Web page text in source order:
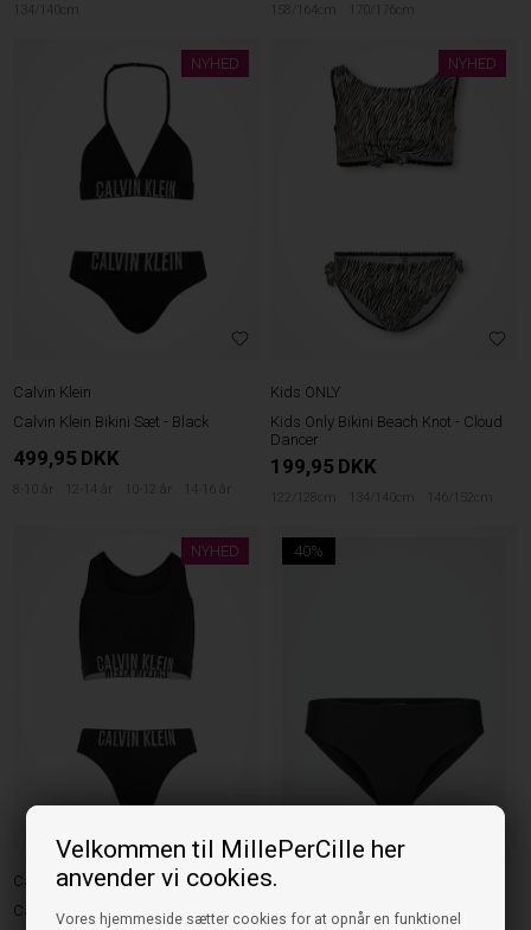
Velkommen til MillePerCille her
anvender vi cookies.
Vores hjemmeside sætter cookies for at opnår en funktionel
134/140cm 158/164cm 170/176cm
NYHED
Calvin Klein
Calvin Klein Bikini Sæt - Black
499,95 DKK
8-10 år 12-14 år 10-12 år 14-16 år
NYHED
Kids ONLY
Kids Only Bikini Beach Knot - Cloud
Dancer
199,95 DKK
122/128cm 134/140cm 146/152cm
NYHED
Calvin Klein
Calvin Klein Bikini Bralette - Black
40%
Rosemunde
Rosemunde Bikini Bund - Black